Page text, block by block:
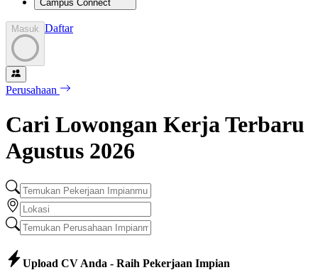
Campus Connect
Masuk Daftar
Perusahaan
Cari Lowongan Kerja Terbaru
Agustus 2026
Upload CV Anda - Raih Pekerjaan Impian